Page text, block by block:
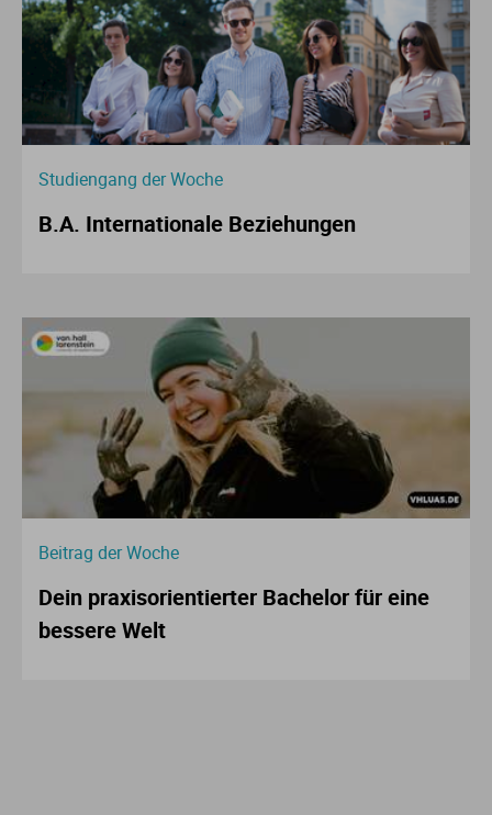
Studiengang der Woche
B.A. Internationale Beziehungen
Beitrag der Woche
Dein praxisorientierter Bachelor für eine
bessere Welt